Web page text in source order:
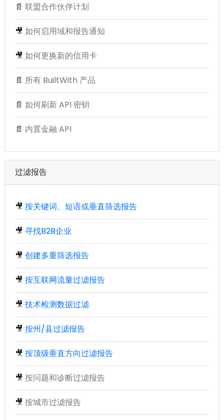
📄 联盟合作伙伴计划
🎥 如何启用域和报告通知
🎥 如何更换新的信用卡
📄 所有 BuiltWith 产品
📄 如何刷新 API 密钥
📄 内置金融 API
过滤报告
🎥 按关键词、短语或垂直筛选报告
🎥 寻找B2B企业
🎥 创建多重筛选报告
🎥 按互联网流量过滤报告
🎥 技术检测数据过滤
🎥 按州/县过滤报告
🎥 按顶级垂直方向过滤报告
🎥 按问题和诊断过滤报告
🎥 按城市过滤报告